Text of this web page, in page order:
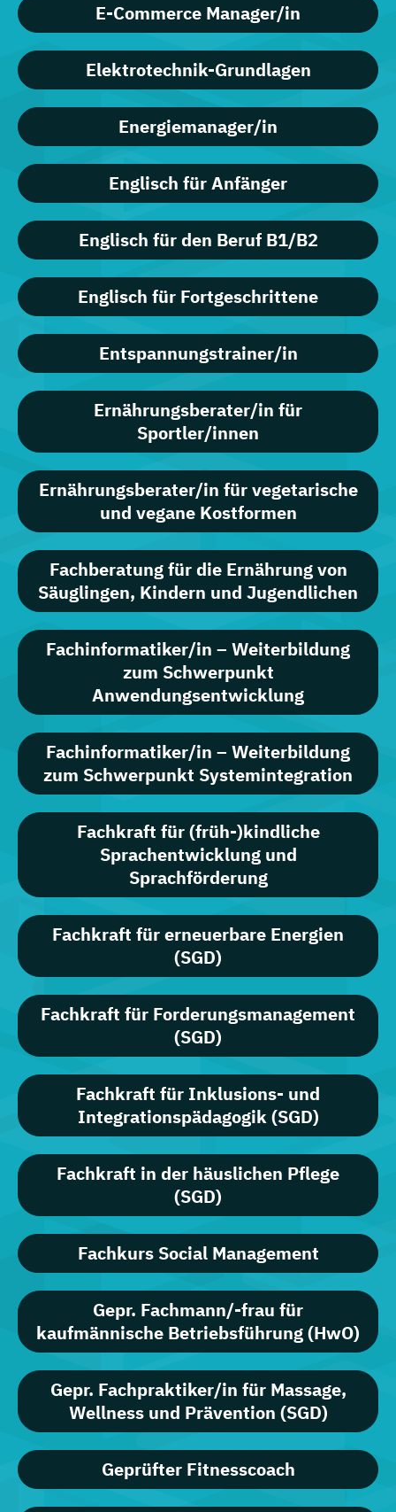
E-Commerce Manager/in
Elektrotechnik-Grundlagen
Energiemanager/in
Englisch für Anfänger
Englisch für den Beruf B1/B2
Englisch für Fortgeschrittene
Entspannungstrainer/in
Ernährungsberater/in für
Sportler/innen
Ernährungsberater/in für vegetarische
und vegane Kostformen
Fachberatung für die Ernährung von
Säuglingen, Kindern und Jugendlichen
Fachinformatiker/in – Weiterbildung
zum Schwerpunkt
Anwendungsentwicklung
Fachinformatiker/in – Weiterbildung
zum Schwerpunkt Systemintegration
Fachkraft für (früh-)kindliche
Sprachentwicklung und
Sprachförderung
Fachkraft für erneuerbare Energien
(SGD)
Fachkraft für Forderungsmanagement
(SGD)
Fachkraft für Inklusions- und
Integrationspädagogik (SGD)
Fachkraft in der häuslichen Pflege
(SGD)
Fachkurs Social Management
Gepr. Fachmann/-frau für
kaufmännische Betriebsführung (HwO)
Gepr. Fachpraktiker/in für Massage,
Wellness und Prävention (SGD)
Geprüfter Fitnesscoach